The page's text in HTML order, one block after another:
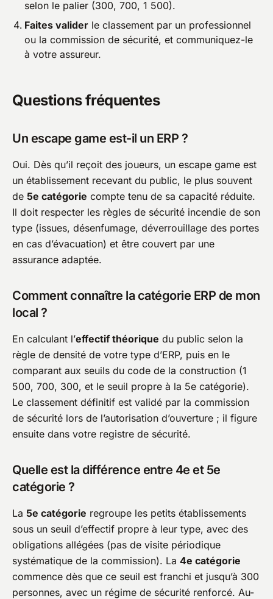
selon le palier (300, 700, 1 500).
Faites valider le classement par un professionnel
ou la commission de sécurité, et communiquez-le
à votre assureur.
Questions fréquentes
Un escape game est-il un ERP ?
Oui. Dès qu’il reçoit des joueurs, un escape game est
un établissement recevant du public, le plus souvent
de 5e catégorie compte tenu de sa capacité réduite.
Il doit respecter les règles de sécurité incendie de son
type (issues, désenfumage, déverrouillage des portes
en cas d’évacuation) et être couvert par une
assurance adaptée.
Comment connaître la catégorie ERP de mon
local ?
En calculant l’effectif théorique du public selon la
règle de densité de votre type d’ERP, puis en le
comparant aux seuils du code de la construction (1
500, 700, 300, et le seuil propre à la 5e catégorie).
Le classement définitif est validé par la commission
de sécurité lors de l’autorisation d’ouverture ; il figure
ensuite dans votre registre de sécurité.
Quelle est la différence entre 4e et 5e
catégorie ?
La 5e catégorie regroupe les petits établissements
sous un seuil d’effectif propre à leur type, avec des
obligations allégées (pas de visite périodique
systématique de la commission). La 4e catégorie
commence dès que ce seuil est franchi et jusqu’à 300
personnes, avec un régime de sécurité renforcé. Au-